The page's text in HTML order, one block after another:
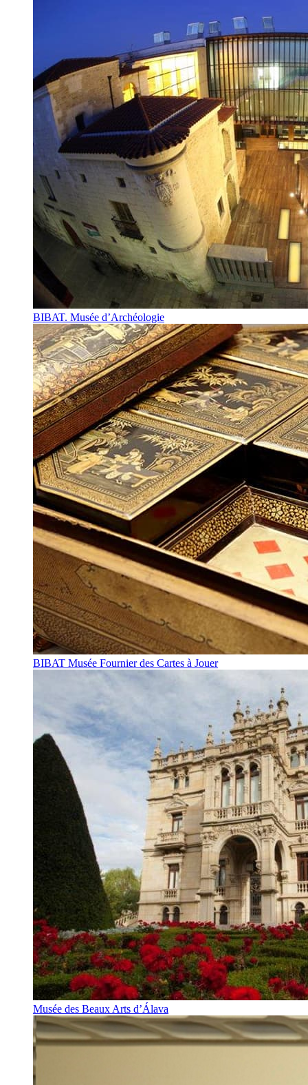
BIBAT. Musée d’Archéologie
BIBAT Musée Fournier des Cartes à Jouer
Musée des Beaux Arts d’Álava